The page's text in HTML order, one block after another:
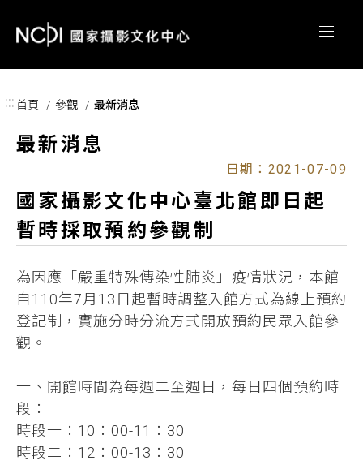
::: 首頁 參觀 最新消息
最新消息
國家攝影文化中心臺北館即日起
暫時採取預約參觀制
日期：2021-07-09
為因應「嚴重特殊傳染性肺炎」疫情狀況，本館
自110年7月13日起暫時調整入館方式為線上預約
登記制，實施分時分流方式開放預約民眾入館參
觀。
一、開館時間為每週二至週日，每日四個預約時
段：
時段一：10：00-11：30
時段二：12：00-13：30